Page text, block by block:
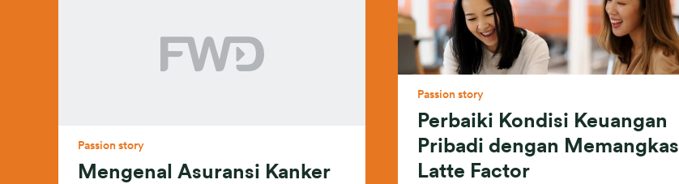
Passion story
Mengenal Asuransi Kanker
Passion story
Perbaiki Kondisi Keuangan
Pribadi dengan Memangkas
Latte Factor